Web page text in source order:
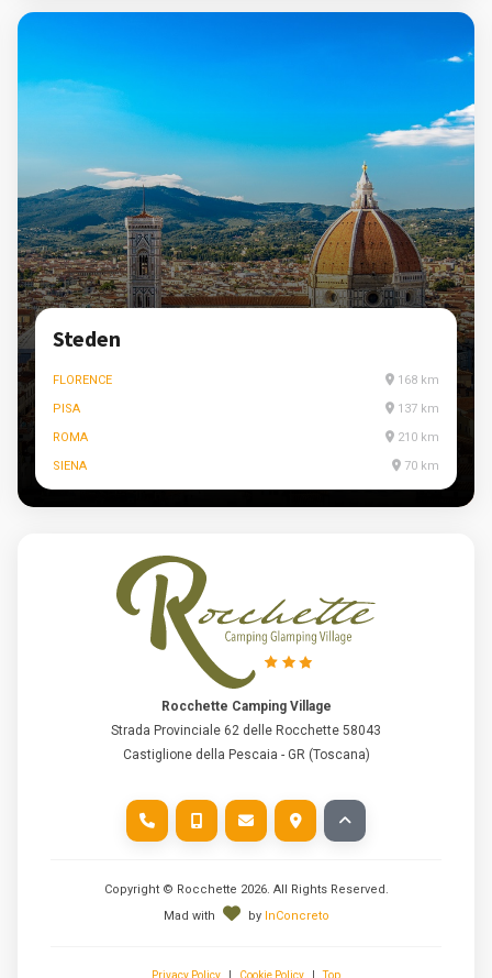
Steden
FLORENCE
168 km
PISA
137 km
ROMA
210 km
SIENA
70 km
Rocchette Camping Village
Strada Provinciale 62 delle Rocchette 58043
Castiglione della Pescaia - GR (Toscana)
Copyright © Rocchette 2026. All Rights Reserved.
Mad with
by InConcreto
Privacy Policy Cookie Policy Top